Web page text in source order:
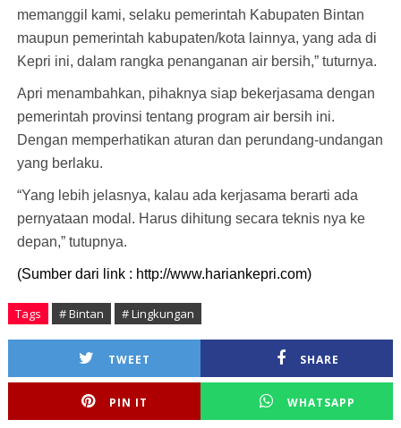
memanggil kami, selaku pemerintah Kabupaten Bintan
maupun pemerintah kabupaten/kota lainnya, yang ada di
Kepri ini, dalam rangka penanganan air bersih,” tuturnya.
Apri menambahkan, pihaknya siap bekerjasama dengan
pemerintah provinsi tentang program air bersih ini.
Dengan memperhatikan aturan dan perundang-undangan
yang berlaku.
“Yang lebih jelasnya, kalau ada kerjasama berarti ada
pernyataan modal. Harus dihitung secara teknis nya ke
depan,” tutupnya.
(Sumber dari link : http://www.hariankepri.com)
Tags # Bintan # Lingkungan
TWEET SHARE
PIN IT WHATSAPP